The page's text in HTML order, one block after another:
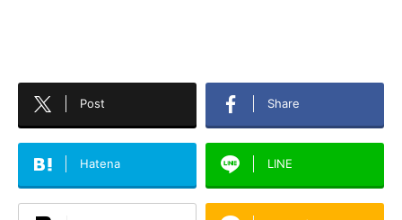
Post Share
Hatena LINE